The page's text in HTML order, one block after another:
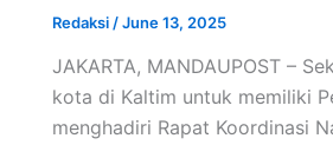
Redaksi /June 13, 2025
JAKARTA, MANDAUPOST –
kota di Kaltim untuk memiliki
menghadiri Rapat Koordinasi